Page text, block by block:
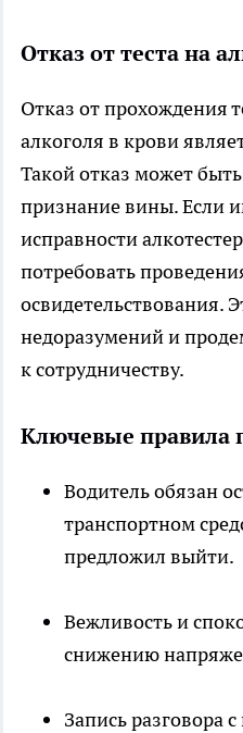
Отказ от теста на
Отказ от прохождения
алкоголя в крови
Такой отказ может
признание вины. Если
исправности
потребовать
освидетельствования.
недоразумений и
к сотрудничеству.
Ключевые правила
Водитель обязан
транспортном
предложил выйти.
Вежливость и
снижению
Запись разговора